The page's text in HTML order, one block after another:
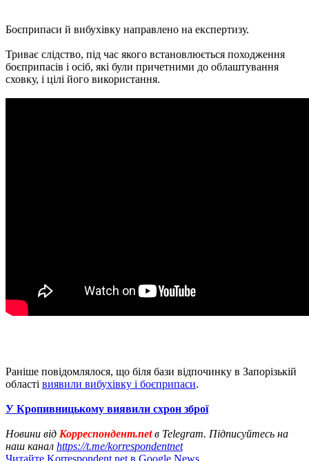
Боєприпаси й вибухівку направлено на експертизу.
Триває слідство, під час якого встановлюється походження
боєприпасів і осіб, які були причетними до облаштування
сховку, і цілі його використання.
Раніше повідомлялося, що біля бази відпочинку в Запорізькій
області виявили вибухівку і боєприпаси.
У Кропивницькому виявили схрон зброї
Новини від Корреспондент.netв Telegram. Підписуйтесь на
наш канал https://t.me/korrespondentnet
Читайте Korrespondent.net в Google News